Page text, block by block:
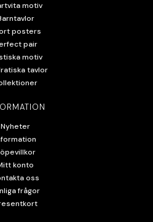
motiv
posters
pair
motiv
tavlor
Nyheter
konto
oss
frågor